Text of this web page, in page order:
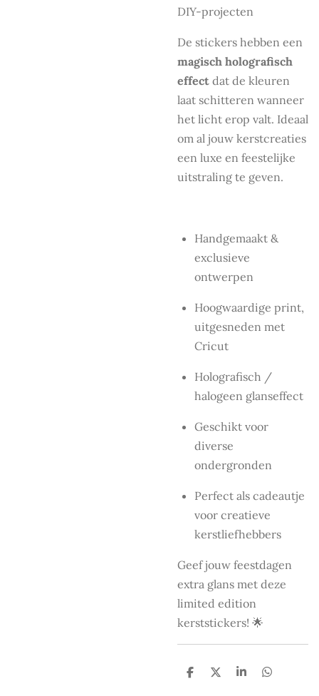
DIY-projecten
De stickers hebben een
magisch holografisch
effect dat de kleuren
laat schitteren wanneer
het licht erop valt. Ideaal
om al jouw kerstcreaties
een luxe en feestelijke
uitstraling te geven.
Handgemaakt &
exclusieve
ontwerpen
Hoogwaardige print,
uitgesneden met
Cricut
Holografisch /
halogeen glanseffect
Geschikt voor
diverse
ondergronden
Perfect als cadeautje
voor creatieve
kerstliefhebbers
Geef jouw feestdagen
extra glans met deze
limited edition
kerststickers! 🌟
D
D
S
D